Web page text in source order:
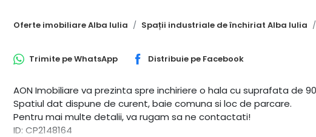
Oferte imobiliare Alba Iulia Spații industriale de închiriat Alba Iulia
Trimite peWhatsApp Distribuie pe Facebook
AON Imobiliare va prezinta spre inchiriere o hala cu suprafata de
Spatiul dat dispune de curent, baie comuna si loc de parcare.
Pentru mai multe detalii, va rugam sa ne contactati!
ID: CP2148164